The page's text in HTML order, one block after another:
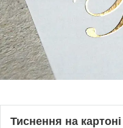
Тиснення на картоні